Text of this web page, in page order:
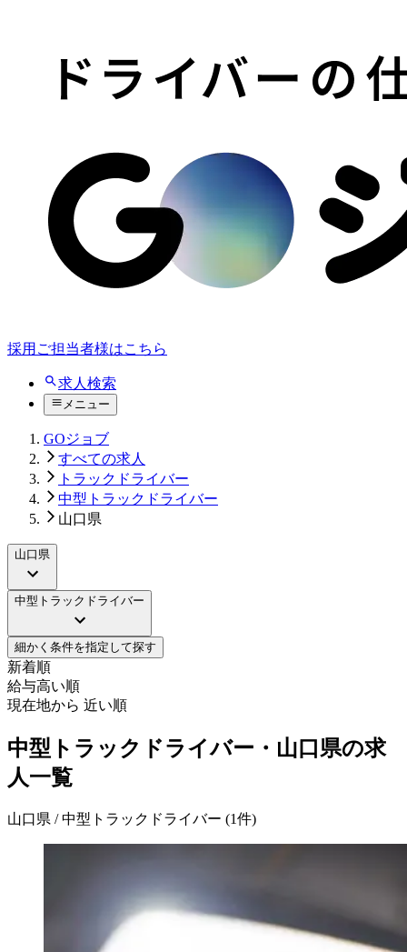
採用ご担当者様はこちら
求人検索
メニュー
GOジョブ
すべての求人
トラックドライバー
中型トラックドライバー
山口県
山口県
中型トラックドライバー
細かく条件を指定して探す
新着順
給与高い順
現在地から 近い順
中型トラックドライバー・山口県の求
人一覧
山口県 / 中型トラックドライバー (1件)